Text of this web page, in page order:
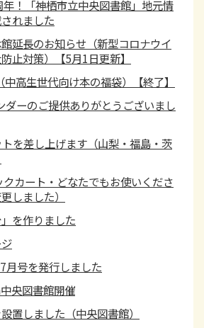
！「神栖市立中央図書館」地元情
れました
延長のお知らせ（新型コロナウイ
止対策）【5月1日更新】
高生世代向け本の福袋）【終了】
ダーのご提供ありがとうございまし
を差し上げます（山梨・福島・茨
クカート・どなたでもお使いくださ
しました）
」を作りました
月号を発行しました
央図書館開催
置しました（中央図書館）